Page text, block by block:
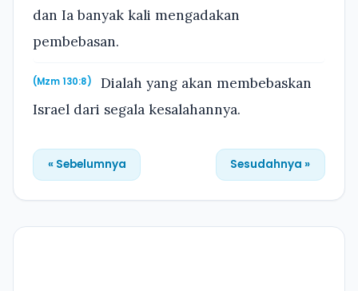
dan Ia banyak kali mengadakan
pembebasan.
(Mzm 130:8)
Dialah yang akan membebaskan
Israel dari segala kesalahannya.
« Sebelumnya Sesudahnya »